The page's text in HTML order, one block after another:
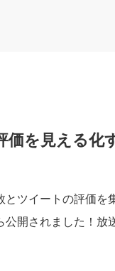
を見える化
とツイートの評価
開されました！放